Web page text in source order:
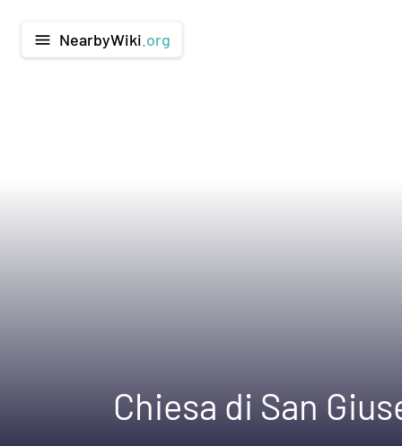
menu NearbyWiki .org
Chiesa di San